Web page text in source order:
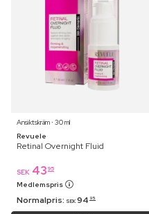
Ansiktskräm ⋅ 30 ml
Revuele
Retinal Overnight Fluid
SEK 43 95
Medlemspris
Normalpris: SEK 94 95